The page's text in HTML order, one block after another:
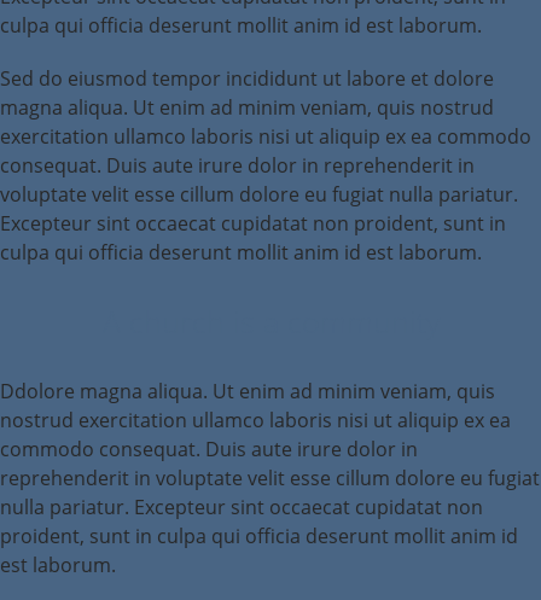
culpa qui officia deserunt mollit anim id est laborum.
Sed do eiusmod tempor incididunt ut labore et dolore
magna aliqua. Ut enim ad minim veniam, quis nostrud
exercitation ullamco laboris nisi ut aliquip ex ea commodo
consequat. Duis aute irure dolor in reprehenderit in
voluptate velit esse cillum dolore eu fugiat nulla pariatur.
Excepteur sint occaecat cupidatat non proident, sunt in
culpa qui officia deserunt mollit anim id est laborum.
Ddolore magna aliqua. Ut enim ad minim veniam, quis
nostrud exercitation ullamco laboris nisi ut aliquip ex ea
commodo consequat. Duis aute irure dolor in
reprehenderit in voluptate velit esse cillum dolore eu fugiat
nulla pariatur. Excepteur sint occaecat cupidatat non
proident, sunt in culpa qui officia deserunt mollit anim id
est laborum.